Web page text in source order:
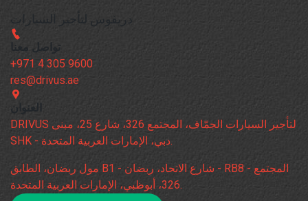
دريفوس لتأجير السيارات
تواصل معنا
+971 4 305 9600
res@drivus.ae
العنوان
DRIVUS لتأجير السيارات الجمّاف، المجتمع 326، شارع 25، مبنى
SHK - دبي، الإمارات العربية المتحدة.
مول ربضان، الطابق B1 - شارع الاتحاد، ربضان - RB8 - المجتمع
326، أبوظبي، الإمارات العربية المتحدة.